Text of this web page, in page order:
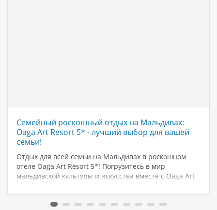
Семейный роскошный отдых на Мальдивах:
Oaga Art Resort 5* - лучший выбор для вашей
семьи!
Отдых для всей семьи на Мальдивах в роскошном
отеле Oaga Art Resort 5*! Погрузитесь в мир
мальдивской культуры и искусства вместе с Oaga Art
семейный отдых, включающий яркие и динамичные
мероприятия, чтобы сделать ваше…